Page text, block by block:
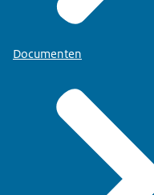
Documenten